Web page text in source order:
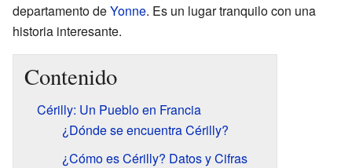
departamento deYonne. Es un lugar tranquilo con una
historia interesante.
Contenido
Cérilly: Un Pueblo en Francia
¿Dónde se encuentra Cérilly?
¿Cómo es Cérilly? Datos y Cifras